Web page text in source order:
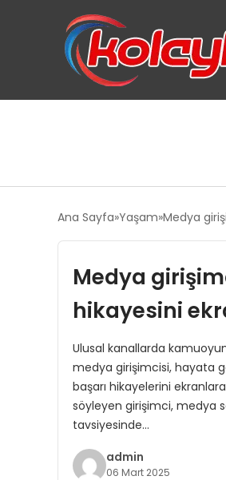
Ana Sayfa Yaşam Medya
Medya
hikayesini
Ulusal kanallarda
medya girişimcisi, hayata
başarı hikayelerini
söyleyen girişimci, medya
tavsiyesinde…
admin
06 Mart 2025